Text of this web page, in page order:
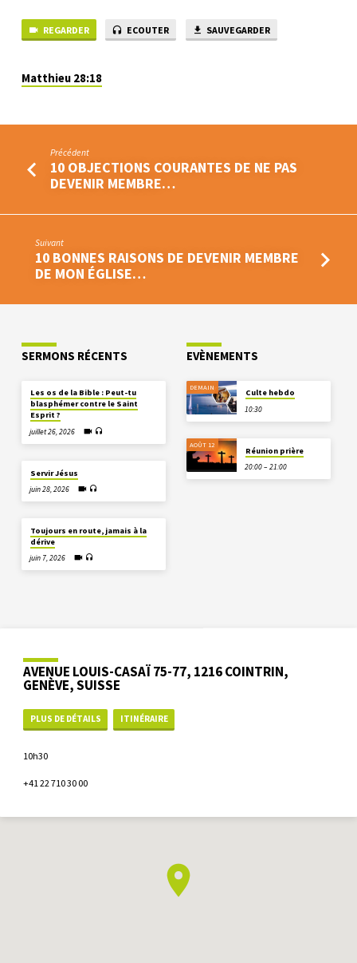
REGARDER ECOUTER SAUVEGARDER
Matthieu 28:18
Précédent
10 OBJECTIONS COURANTES DE NE PAS
DEVENIR MEMBRE…
Suivant
10 BONNES RAISONS DE DEVENIR MEMBRE
DE MON ÉGLISE…
SERMONS RÉCENTS
Les os de la Bible : Peut-tu
blasphémer contre le Saint
Esprit ?
juillet 26, 2026
Servir Jésus
juin 28, 2026
Toujours en route, jamais à la
dérive
juin 7, 2026
EVÈNEMENTS
DEMAIN
Culte hebdo
10:30
AOÛT 12
Réunion prière
20:00 – 21:00
AVENUE LOUIS-CASAÏ 75-77, 1216 COINTRIN,
GENÈVE, SUISSE
PLUS DE DÉTAILS ITINÉRAIRE
10h30
+41 22 710 30 00